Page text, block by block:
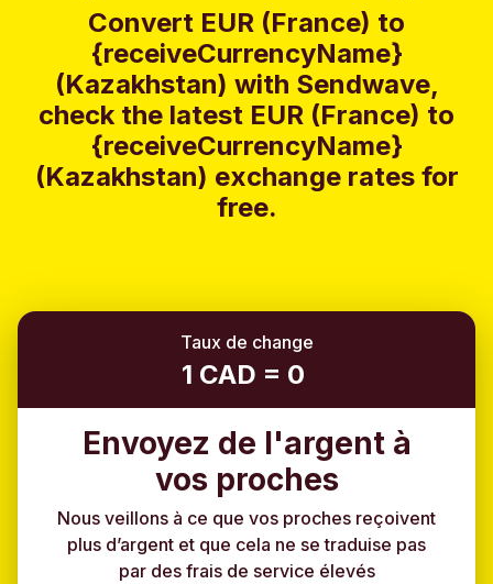
Convert EUR (France) to
{receiveCurrencyName}
(Kazakhstan) with Sendwave,
check the latest EUR (France) to
{receiveCurrencyName}
(Kazakhstan) exchange rates for
free.
Taux de change
1 CAD = 0
Envoyez de l'argent à
vos proches
Nous veillons à ce que vos proches reçoivent
plus d’argent et que cela ne se traduise pas
par des frais de service élevés